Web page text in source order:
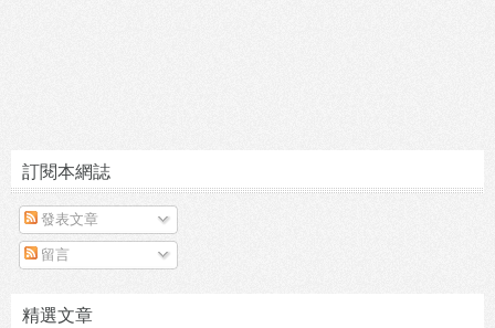
訂閱本網誌
發表文章
留言
精選文章